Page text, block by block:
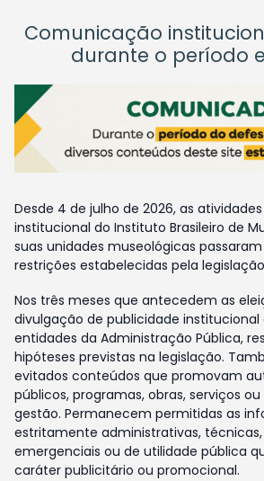
Comunicação
durante o período
Desde 4 de julho de 2026, as
institucional do Instituto Brasileiro de
suas unidades museológicas
restrições estabelecidas pela
Nos três meses que antecedem as
divulgação de publicidade institucional
entidades da Administração Pública,
hipóteses previstas na legislação.
evitados conteúdos que promovam
públicos, programas, obras, serviços
gestão. Permanecem permitidas as
estritamente administrativas, técnicas,
emergenciais ou de utilidade pública
caráter publicitário ou promocional.